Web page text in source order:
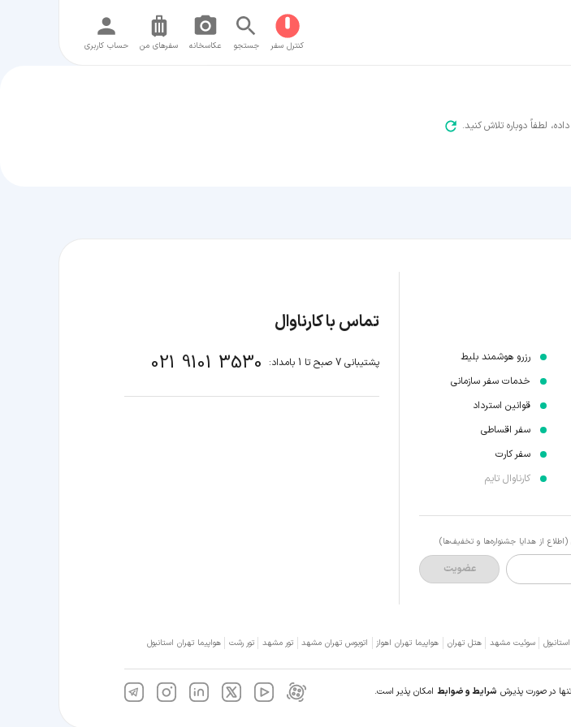
کنترل سفر جستجو عکاسخانه سفر‌های من حساب کاربری
لطفاً دوباره تلاش کنید.
رزرو هوشمند بلیط
خدمات سفر سازمانی
قوانین استرداد
سفر اقساطی
سفر کارت
کارناوال تایم
(اطلاع از هدایا جشنواره‌ها و تخفیف‌ها)
عضویت
تماس با کارناوال
پشتیبانی 7 صبح تا 1 بامداد: 021 9101 3530
سوئیت مشهد هتل تهران هواپیما تهران اهواز اتوبوس تهران مشهد تور مشهد تور رشت هواپیما تهران استانبول
در صورت پذیرش شرایط و ضوابط امکان پذیر است.